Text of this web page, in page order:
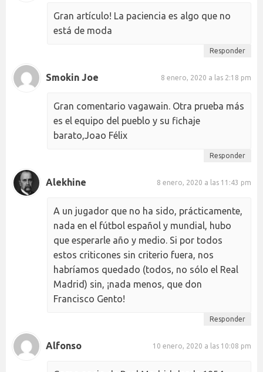
Gran artículo! La paciencia es algo que no
está de moda
Responder
Smokin Joe 8 enero, 2020 a las 2:18 pm
Gran comentario vagawain. Otra prueba más
es el equipo del pueblo y su fichaje
barato,Joao Félix
Responder
Alekhine 8 enero, 2020 a las 11:43 pm
A un jugador que no ha sido, prácticamente,
nada en el fútbol español y mundial, hubo
que esperarle año y medio. Si por todos
estos criticones sin criterio fuera, nos
habríamos quedado (todos, no sólo el Real
Madrid) sin, ¡nada menos, que don
Francisco Gento!
Responder
Alfonso 10 enero, 2020 a las 10:08 pm